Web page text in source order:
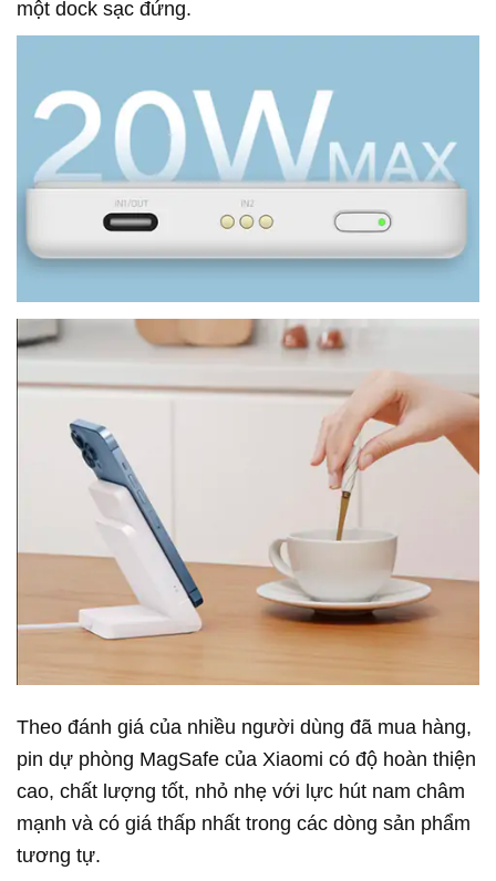
một dock sạc đứng.
Theo đánh giá của nhiều người dùng đã mua hàng,
pin dự phòng MagSafe của Xiaomi có độ hoàn thiện
cao, chất lượng tốt, nhỏ nhẹ với lực hút nam châm
mạnh và có giá thấp nhất trong các dòng sản phẩm
tương tự.